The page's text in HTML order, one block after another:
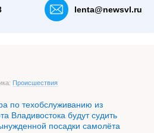
lenta@newsvl.ru
Происшествия
по техобслуживанию из
Владивостока будут судить
посадки самолёта